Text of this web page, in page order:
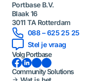
Portbase B.V.
Blaak 16
3011 TA Rotterdam
088 – 625 25 25
Stel je vraag
Volg Portbase
Facebook LinkedInInstagramYouTube
Community Solutions